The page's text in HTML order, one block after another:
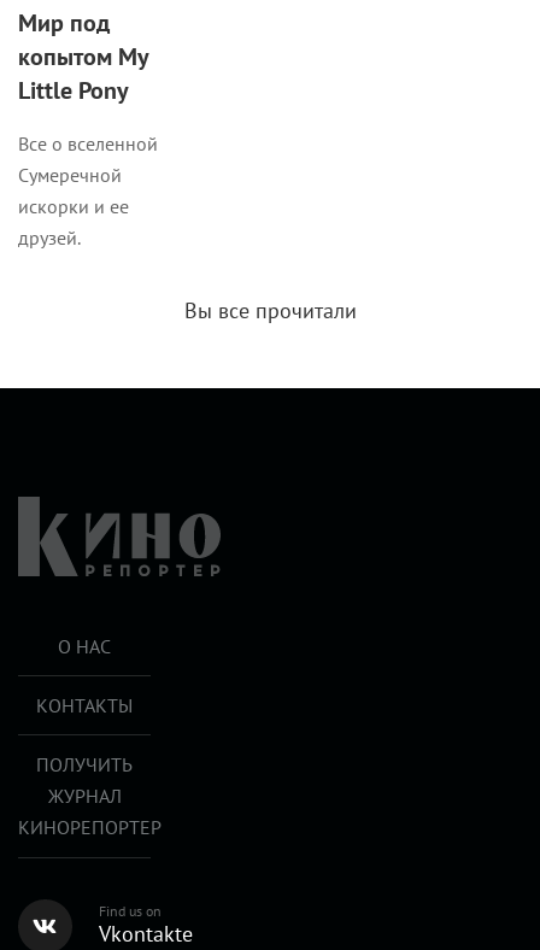
Мир под
копытом My
Little Pony
Все о вселенной
Сумеречной
искорки и ее
друзей.
Вы все прочитали
О НАС
КОНТАКТЫ
ПОЛУЧИТЬ
ЖУРНАЛ
КИНОРЕПОРТЕР
Find us on
Vkontakte